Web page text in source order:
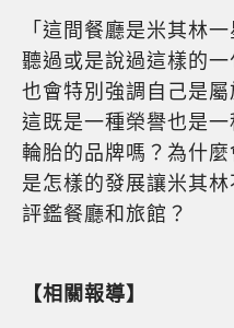
「這間餐廳是米其林
聽過或是說過這樣的
也會特別強調自己是
這既是一種榮譽也是
輪胎的品牌嗎？為什
是怎樣的發展讓米其
評鑑餐廳和旅館？
【相關報導】